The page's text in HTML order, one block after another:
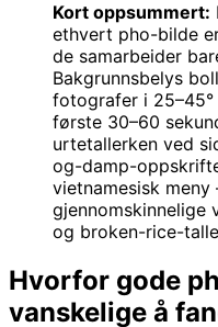
Kort oppsummert:
ethvert pho-bilde
de samarbeider
Bakgrunnsbelys
fotografer i
første 30–60
urtetallerken ved
og-damp-
vietnamesisk
gjennomskinnelige
og broken-rice-
Hvorfor gode
vanskelige å